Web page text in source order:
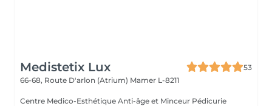
Medistetix Lux
53
66-68, Route D'arlon (Atrium) Mamer L-8211
Centre Medico-Esthétique Anti-âge et Minceur Pédicurie